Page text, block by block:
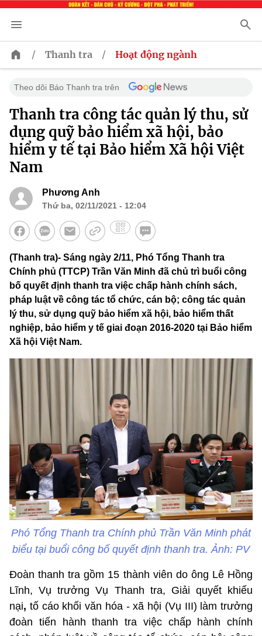
/ Thanh tra / Hoạt động ngành
Theo dõi Báo Thanh tra trên
Thanh tra công tác quản lý thu, sử
dụng quỹ bảo hiểm xã hội, bảo
hiểm y tế tại Bảo hiểm Xã hội Việt
Nam
Phương Anh
Thứ ba, 02/11/2021 - 12:04
(Thanh tra)- Sáng ngày 2/11, Phó Tổng Thanh tra
Chính phủ (TTCP) Trần Văn Minh đã chủ trì buổi công
bố quyết định thanh tra việc chấp hành chính sách,
pháp luật về công tác tổ chức, cán bộ; công tác quản
lý thu, sử dụng quỹ bảo hiểm xã hội, bảo hiểm thất
nghiệp, bảo hiểm y tế giai đoạn 2016-2020 tại Bảo hiểm
Xã hội Việt Nam.
Phó Tổng Thanh tra Chính phủ Trần Văn Minh phát
biểu tại buổi công bố quyết định thanh tra. Ảnh: PV
Đoàn thanh tra gồm 15 thành viên do ông Lê Hồng
Lĩnh, Vụ trưởng Vụ Thanh tra, Giải quyết khiếu
nại, tố cáo khối văn hóa - xã hội (Vụ III) làm trưởng
đoàn tiến hành thanh tra việc chấp hành chính